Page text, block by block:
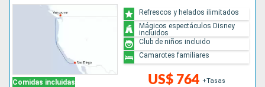
Comidas incluidas US$ 764 +Tasas
Refrescos y helados ilimitados
Mágicos espectáculos Disney
incluidos
Club de niños incluido
Camarotes familiares